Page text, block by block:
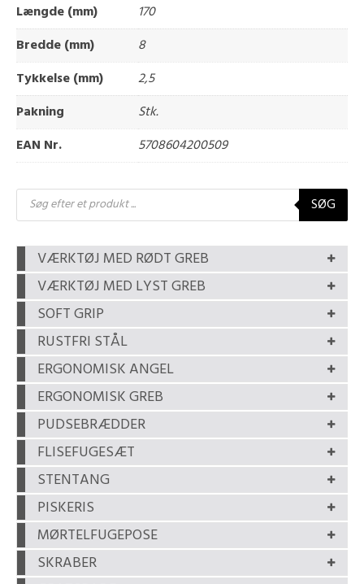
Længde (mm)
170
Bredde (mm)
8
Tykkelse (mm)
2,5
Pakning
Stk.
EAN Nr.
5708604200509
Products
search SØG
VÆRKTØJ MED RØDT GREB
VÆRKTØJ MED LYST GREB
SOFT GRIP
RUSTFRI STÅL
ERGONOMISK ANGEL
ERGONOMISK GREB
PUDSEBRÆDDER
FLISEFUGESÆT
STENTANG
PISKERIS
MØRTELFUGEPOSE
SKRABER